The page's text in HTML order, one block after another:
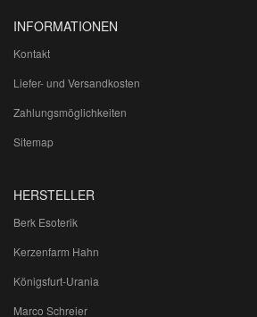
INFORMATIONEN
Kontakt
Liefer- und Versandkosten
Zahlungsmöglichkeiten
Sitemap
HERSTELLER
Berk Esoterik
Kerzenfarm Hahn
Königsfurt-Urania
Marco Schreier